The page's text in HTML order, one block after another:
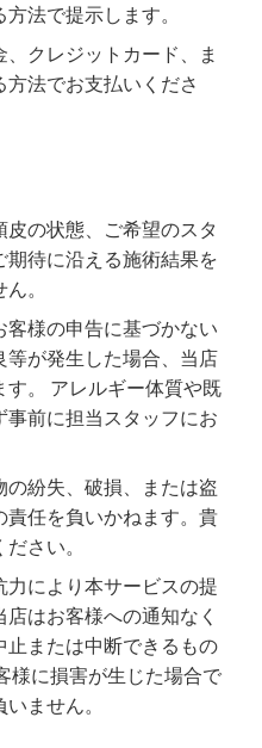
法で提示します。
クレジットカード、ま
法でお支払いくださ
の状態、ご希望のスタ
待に沿える施術結果を
。
様の申告に基づかない
等が発生した場合、当店
。 アレルギー体質や既
前に担当スタッフにお
の紛失、破損、または盗
任を負いかねます。貴
さい。
により本サービスの提
はお客様への通知なく
止または中断できるもの
様に損害が生じた場合で
ません。